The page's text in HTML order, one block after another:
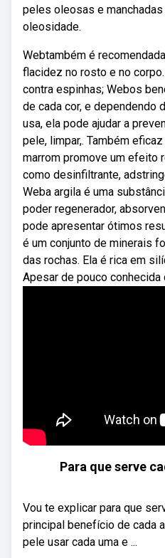
peles oleosas e
oleosidade.
Webtambém é
flacidez no rosto e no
contra espinhas; Webos
de cada cor, e dependendo
usa, ela pode ajudar a
pele, limpar,. Também
marrom promove um efeito
como desinfiltrante,
Weba argila é uma
poder regenerador,
pode apresentar ótimos
é um conjunto de minerais
das rochas. Ela é rica em
Apesar de pouco conhecida
Para que serve
Vou te explicar para que
principal benefício de cada
pele usar cada uma e ...